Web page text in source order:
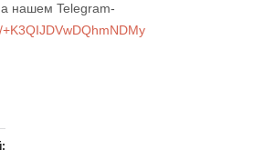
нашем Telegram-